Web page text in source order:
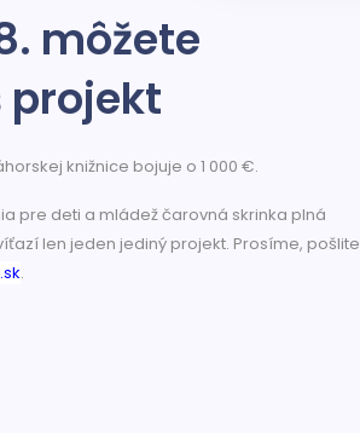
môžete
projekt
knižnice bojuje o 1 000 €.
pre deti a mládež čarovná skrinka plná
len jeden jediný projekt. Prosíme, pošlite
.